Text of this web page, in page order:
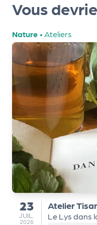
Vous
Nature • Ateliers
du
23
JUILLET
JUIL.
2026
Atelier
Le Lys dans
r
P
r
o
p
o
e
r
n
é
v
è
n
e